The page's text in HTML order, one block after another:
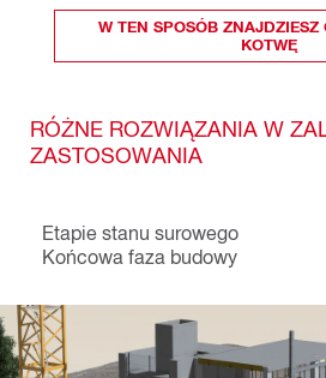
W TEN SPOSÓB ZNAJDZIESZ
KOTWĘ
RÓŻNE ROZWIĄZANIA W
ZASTOSOWANIA
Etapie stanu surowego
Końcowa faza budowy